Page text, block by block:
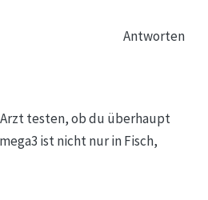
Antworten
Arzt testen, ob du überhaupt
ist nicht nur in Fisch,